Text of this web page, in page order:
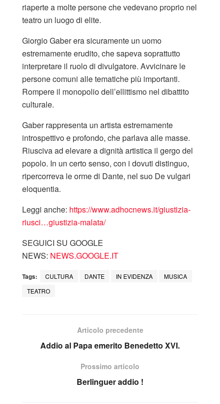
riaperte a molte persone che vedevano proprio nel
teatro un luogo di elite.
Giorgio Gaber era sicuramente un uomo
estremamente erudito, che sapeva soprattutto
interpretare il ruolo di divulgatore. Avvicinare le
persone comuni alle tematiche più importanti.
Rompere il monopolio dell’ellittismo nel dibattito
culturale.
Gaber rappresenta un artista estremamente
introspettivo e profondo, che parlava alle masse.
Riusciva ad elevare a dignità artistica il gergo del
popolo. In un certo senso, con i dovuti distinguo,
ripercorreva le orme di Dante, nel suo De vulgari
eloquentia.
Leggi anche: https://www.adhocnews.it/giustizia-
riusci…giustizia-malata/
SEGUICI SU GOOGLE
NEWS: NEWS.GOOGLE.IT
Tags: CULTURA DANTE IN EVIDENZA
MUSICA
TEATRO
Articolo precedente
Addio al Papa emerito Benedetto XVI.
Prossimo articolo
Berlinguer addio !